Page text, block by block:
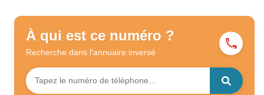
À qui est ce numéro ?
Recherche dans l'annuaire inversé